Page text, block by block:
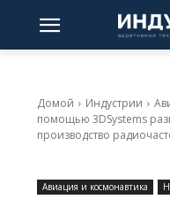
Домой Индустрии
помощью 3DSystems
производство
Авиация и космонавтика